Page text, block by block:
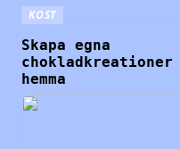
KOST
Skapa egna
chokladkreationer
hemma